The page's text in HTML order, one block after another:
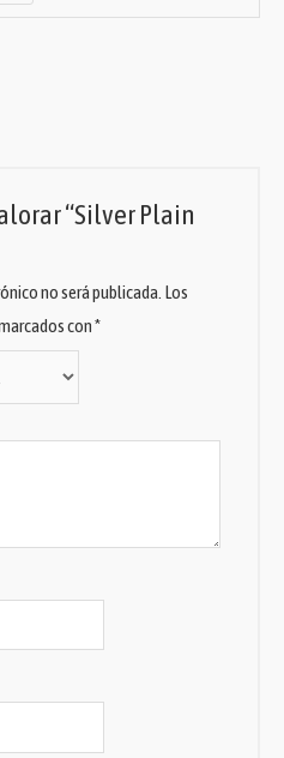
“Silver Plain
no será publicada. Los
con*